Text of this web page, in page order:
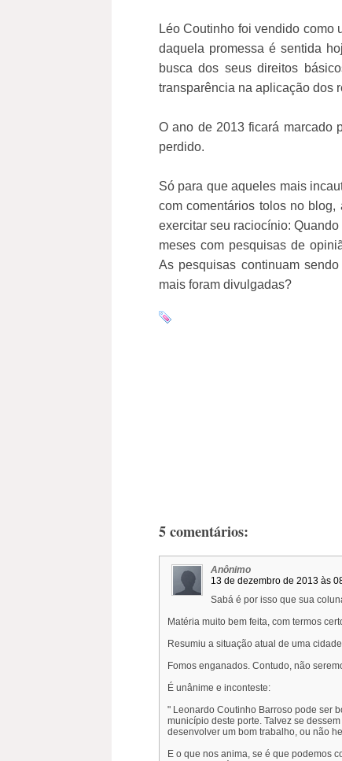
Léo Coutinho foi vendido como
daquela promessa é sentida
busca dos seus direitos
transparência na aplicação dos
O ano de 2013 ficará marcado
perdido.
Só para que aqueles mais
com comentários tolos no
exercitar seu raciocínio:
meses com pesquisas de
As pesquisas continuam
mais foram divulgadas?
5 comentários:
Anônimo
13 de dezembro de 2013 às
Sabá é por isso que sua
Matéria muito bem feita, com termos
Resumiu a situação atual de uma
Fomos enganados. Contudo, não
É unânime e inconteste:
" Leonardo Coutinho Barroso pode ser
município deste porte. Talvez se
desenvolver um bom trabalho, ou não
E o que nos anima, se é que podemos